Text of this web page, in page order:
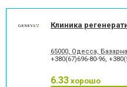
Художественная
Шинирование зубов
Эстетическая реставрация
Клиника
65000, Одесса,
+380(67)696-80-96,
6.33 хорошо